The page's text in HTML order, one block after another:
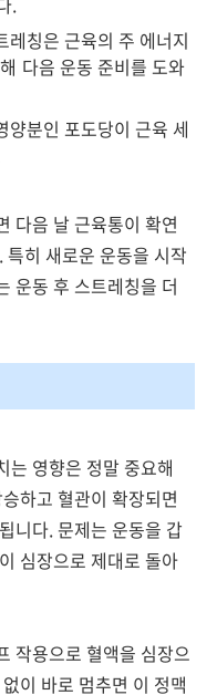
칭은 근육의 주 에너지
다음 운동 준비를 도와
분인 포도당이 근육 세
다음 날 근육통이 확연
히 새로운 운동을 시작
운동 후 스트레칭을 더
는 영향은 정말 중요해
하고 혈관이 확장되면
니다. 문제는 운동을 갑
심장으로 제대로 돌아
작용으로 혈액을 심장으
이 바로 멈추면 이 정맥